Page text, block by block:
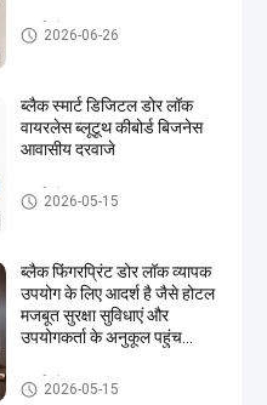
स्मार्ट डोर लॉक
2026-06-26
ब्लैक स्मार्ट डिजिटल डोर लॉक
वायरलेस ब्लूटूथ कीबोर्ड बिजनेस
आवासीय दरवाजे
स्मार्ट डोर लॉक
2026-05-15
ब्लैक फिंगरप्रिंट डोर लॉक व्यापक
उपयोग के लिए आदर्श है जैसे होटल
मजबूत सुरक्षा सुविधाएं और
उपयोगकर्ता के अनुकूल पहुंच
स्मार्ट डोर लॉक
2026-05-15